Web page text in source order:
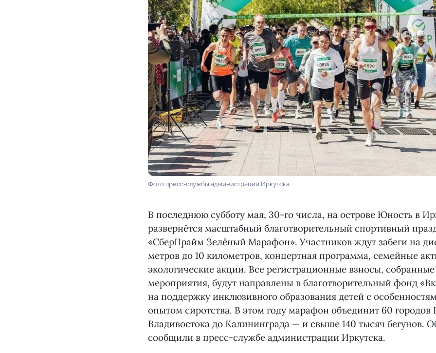
Фото пресс-службы администрации Иркутска
В последнюю субботу мая, 30-го числа, на острове Юность в
развернётся масштабный благотворительный спортивный
«СберПрайм Зелёный Марафон». Участников ждут забеги на
метров до 10 километров, концертная программа, семейные
экологические акции. Все регистрационные взносы, собранные
мероприятия, будут направлены в благотворительный фонд
на поддержку инклюзивного образования детей с
опытом сиротства. В этом году марафон объединит 60 городов
Владивостока до Калининграда — и свыше 140 тысяч бегунов.
сообщили в пресс-службе администрации Иркутска.